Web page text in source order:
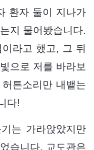
환자 둘이 지나가
지 물어봤습니다.
라고 했고, 그 뒤
으로 저를 바라보
튼소리만 내뱉는
다!
는 가라앉았지만
습니다. 교도관은